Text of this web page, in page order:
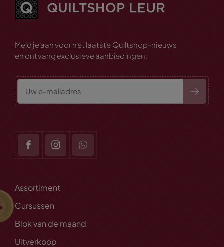
Meld je aan voor het laatste Quiltshop-nieuws
en ontvang exclusieve aanbiedingen.
Assortiment
Cursussen
Blok van de maand
Uitverkoop